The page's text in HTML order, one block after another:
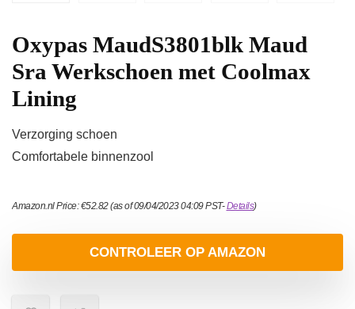
Oxypas MaudS3801blk Maud
Sra Werkschoen met Coolmax
Lining
Verzorging schoen
Comfortabele binnenzool
Amazon.nl Price:€52.82(as of 09/04/2023 04:09 PST-Details)
CONTROLEER OP AMAZON